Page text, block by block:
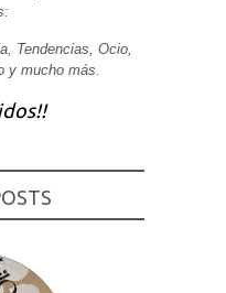
Tendencias, Ocio,
y mucho más.